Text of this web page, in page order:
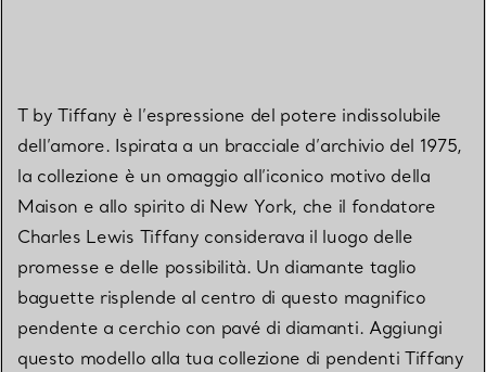
T by Tiffany è l’espressione del potere indissolubile
dell’amore. Ispirata a un bracciale d’archivio del 1975,
la collezione è un omaggio all’iconico motivo della
Maison e allo spirito di New York, che il fondatore
Charles Lewis Tiffany considerava il luogo delle
promesse e delle possibilità. Un diamante taglio
baguette risplende al centro di questo magnifico
pendente a cerchio con pavé di diamanti. Aggiungi
questo modello alla tua collezione di pendenti Tiffany